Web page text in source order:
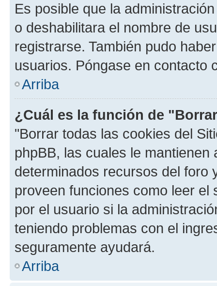
Es posible que la
o deshabilitara el nombre de
registrarse. También pudo
usuarios. Póngase en contacto
Arriba
¿Cuál es la función de
"Borrar todas las cookies del
phpBB, las cuales le
determinados recursos del foro
proveen funciones como leer el
por el usuario si la
teniendo problemas con el
seguramente ayudará.
Arriba